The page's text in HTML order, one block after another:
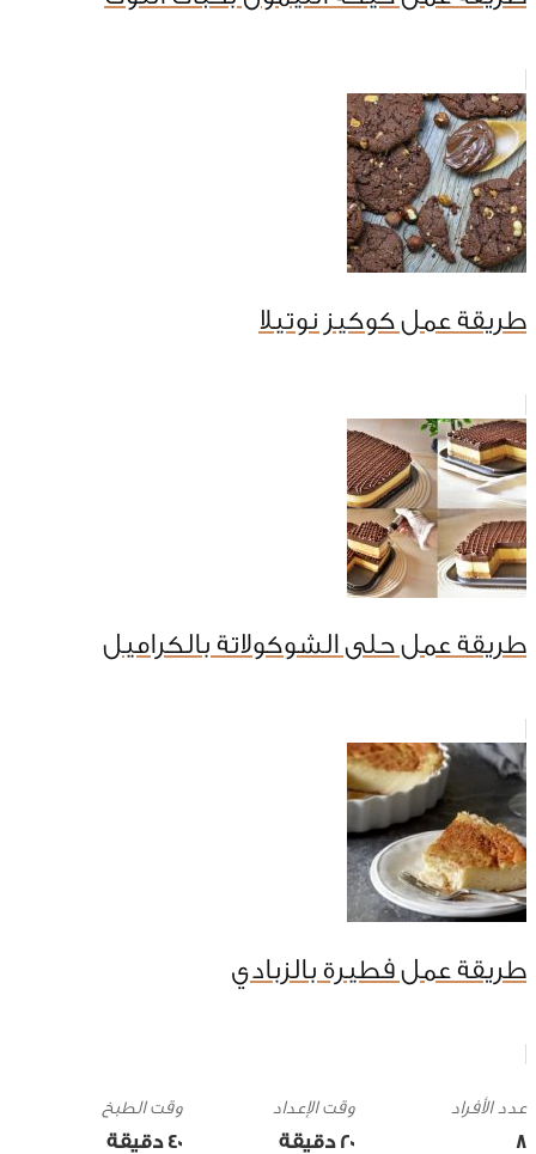
طريقة عمل كوكيز نوتيلا
طريقة عمل حلى الشوكولاتة بالكراميل
طريقة عمل فطيرة بالزبادي
8
وقت الإعداد
20 ‎دقيقة
وقت الطبخ
40 ‎دقيقة